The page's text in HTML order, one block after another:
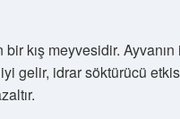
kış meyvesidir. Ayvanın
gelir, idrar söktürücü